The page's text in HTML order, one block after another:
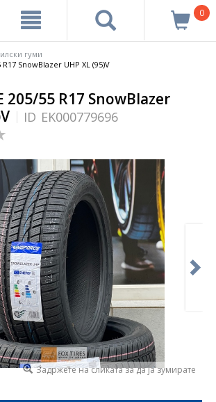
0
гуми
R17 SnowBlazer UHP XL (95)V
205/55 R17 SnowBlazer
ID EK000779696
Задржете на сликата за да ја зумирате